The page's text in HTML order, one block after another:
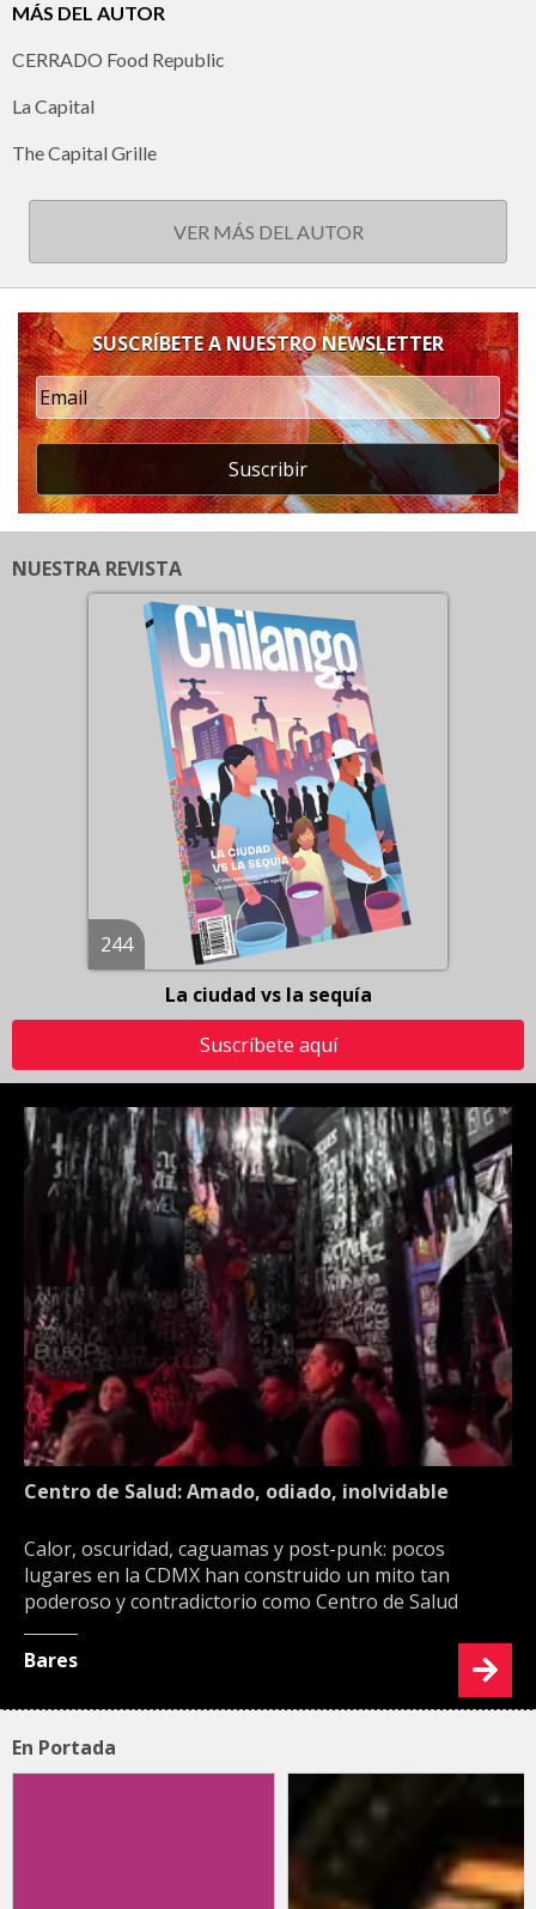
MÁS DEL AUTOR
CERRADO Food Republic
La Capital
The Capital Grille
VER MÁS DEL AUTOR
SUSCRÍBETE A NUESTRO NEWSLETTER
Suscribir
NUESTRA REVISTA
244
La ciudad vs la sequía
Suscríbete aquí
Centro de Salud: Amado, odiado, inolvidable
Calor, oscuridad, caguamas y post-punk: pocos
lugares en la CDMX han construido un mito tan
poderoso y contradictorio como Centro de Salud
Bares
En Portada